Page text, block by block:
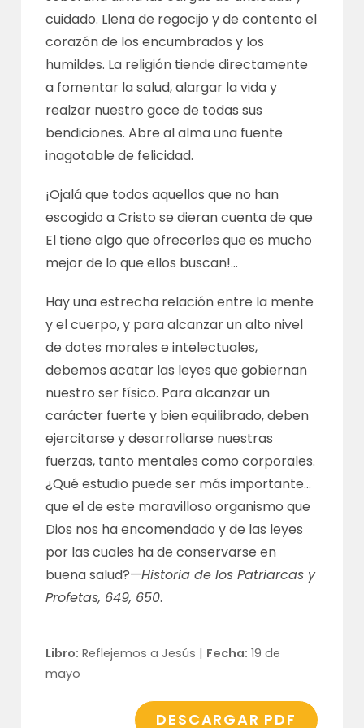
cuidado. Llena de regocijo y de contento el
corazón de los encumbrados y los
humildes. La religión tiende directamente
a fomentar la salud, alargar la vida y
realzar nuestro goce de todas sus
bendiciones. Abre al alma una fuente
inagotable de felicidad.
¡Ojalá que todos aquellos que no han
escogido a Cristo se dieran cuenta de que
El tiene algo que ofrecerles que es mucho
mejor de lo que ellos buscan!…
Hay una estrecha relación entre la mente
y el cuerpo, y para alcanzar un alto nivel
de dotes morales e intelectuales,
debemos acatar las leyes que gobiernan
nuestro ser físico. Para alcanzar un
carácter fuerte y bien equilibrado, deben
ejercitarse y desarrollarse nuestras
fuerzas, tanto mentales como corporales.
¿Qué estudio puede ser más importante…
que el de este maravilloso organismo que
Dios nos ha encomendado y de las leyes
por las cuales ha de conservarse en
buena salud?—Historia de los Patriarcas y
Profetas, 649, 650.
Libro: Reflejemos a Jesús | Fecha: 19 de
mayo
DESCARGAR PDF